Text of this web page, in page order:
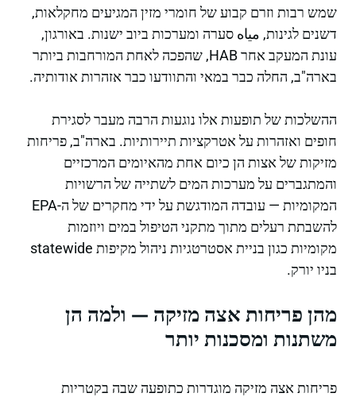
שמש רבות וזרם קבוע של חומרי מזין המגיעים מחקלאות,
דשנים לגינות, مياه סערה ומערכות ביוב ישנות. באורגון,
עונת המעקב אחר HAB, שהפכה לאחת המורחבות ביותר
בארה"ב, החלה כבר במאי והתוודעו כבר אזהרות אודותיה.
ההשלכות של תופעות אלו נוגעות הרבה מעבר לסגירת
חופים ואזהרות על אטרקציות תיירותיות. בארה"ב, פריחות
מזיקות של אצות הן כיום אחת מהאיומים המרכזיים
והמתגברים על מערכות המים לשתייה של הרשויות
המקומיות — עובדה המודגשת על ידי מחקרים של ה-EPA
להשבתת רעלים מתוך מתקני הטיפול במים ויוזמות
מקומיות כגון בניית אסטרטגיות ניהול מקיפות statewide
בניו יורק.
מהן פריחות אצה מזיקה — ולמה הן
משתנות ומסכנות יותר
פריחות אצה מזיקה מוגדרות כתופעה שבה בקטריות